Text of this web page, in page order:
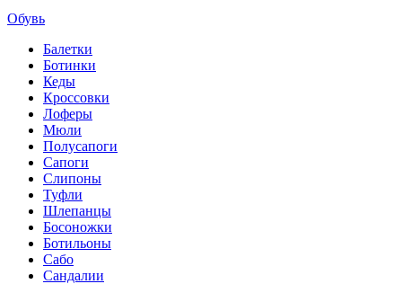
Обувь
Балетки
Ботинки
Кеды
Кроссовки
Лоферы
Мюли
Полусапоги
Сапоги
Слипоны
Туфли
Шлепанцы
Босоножки
Ботильоны
Сабо
Сандалии